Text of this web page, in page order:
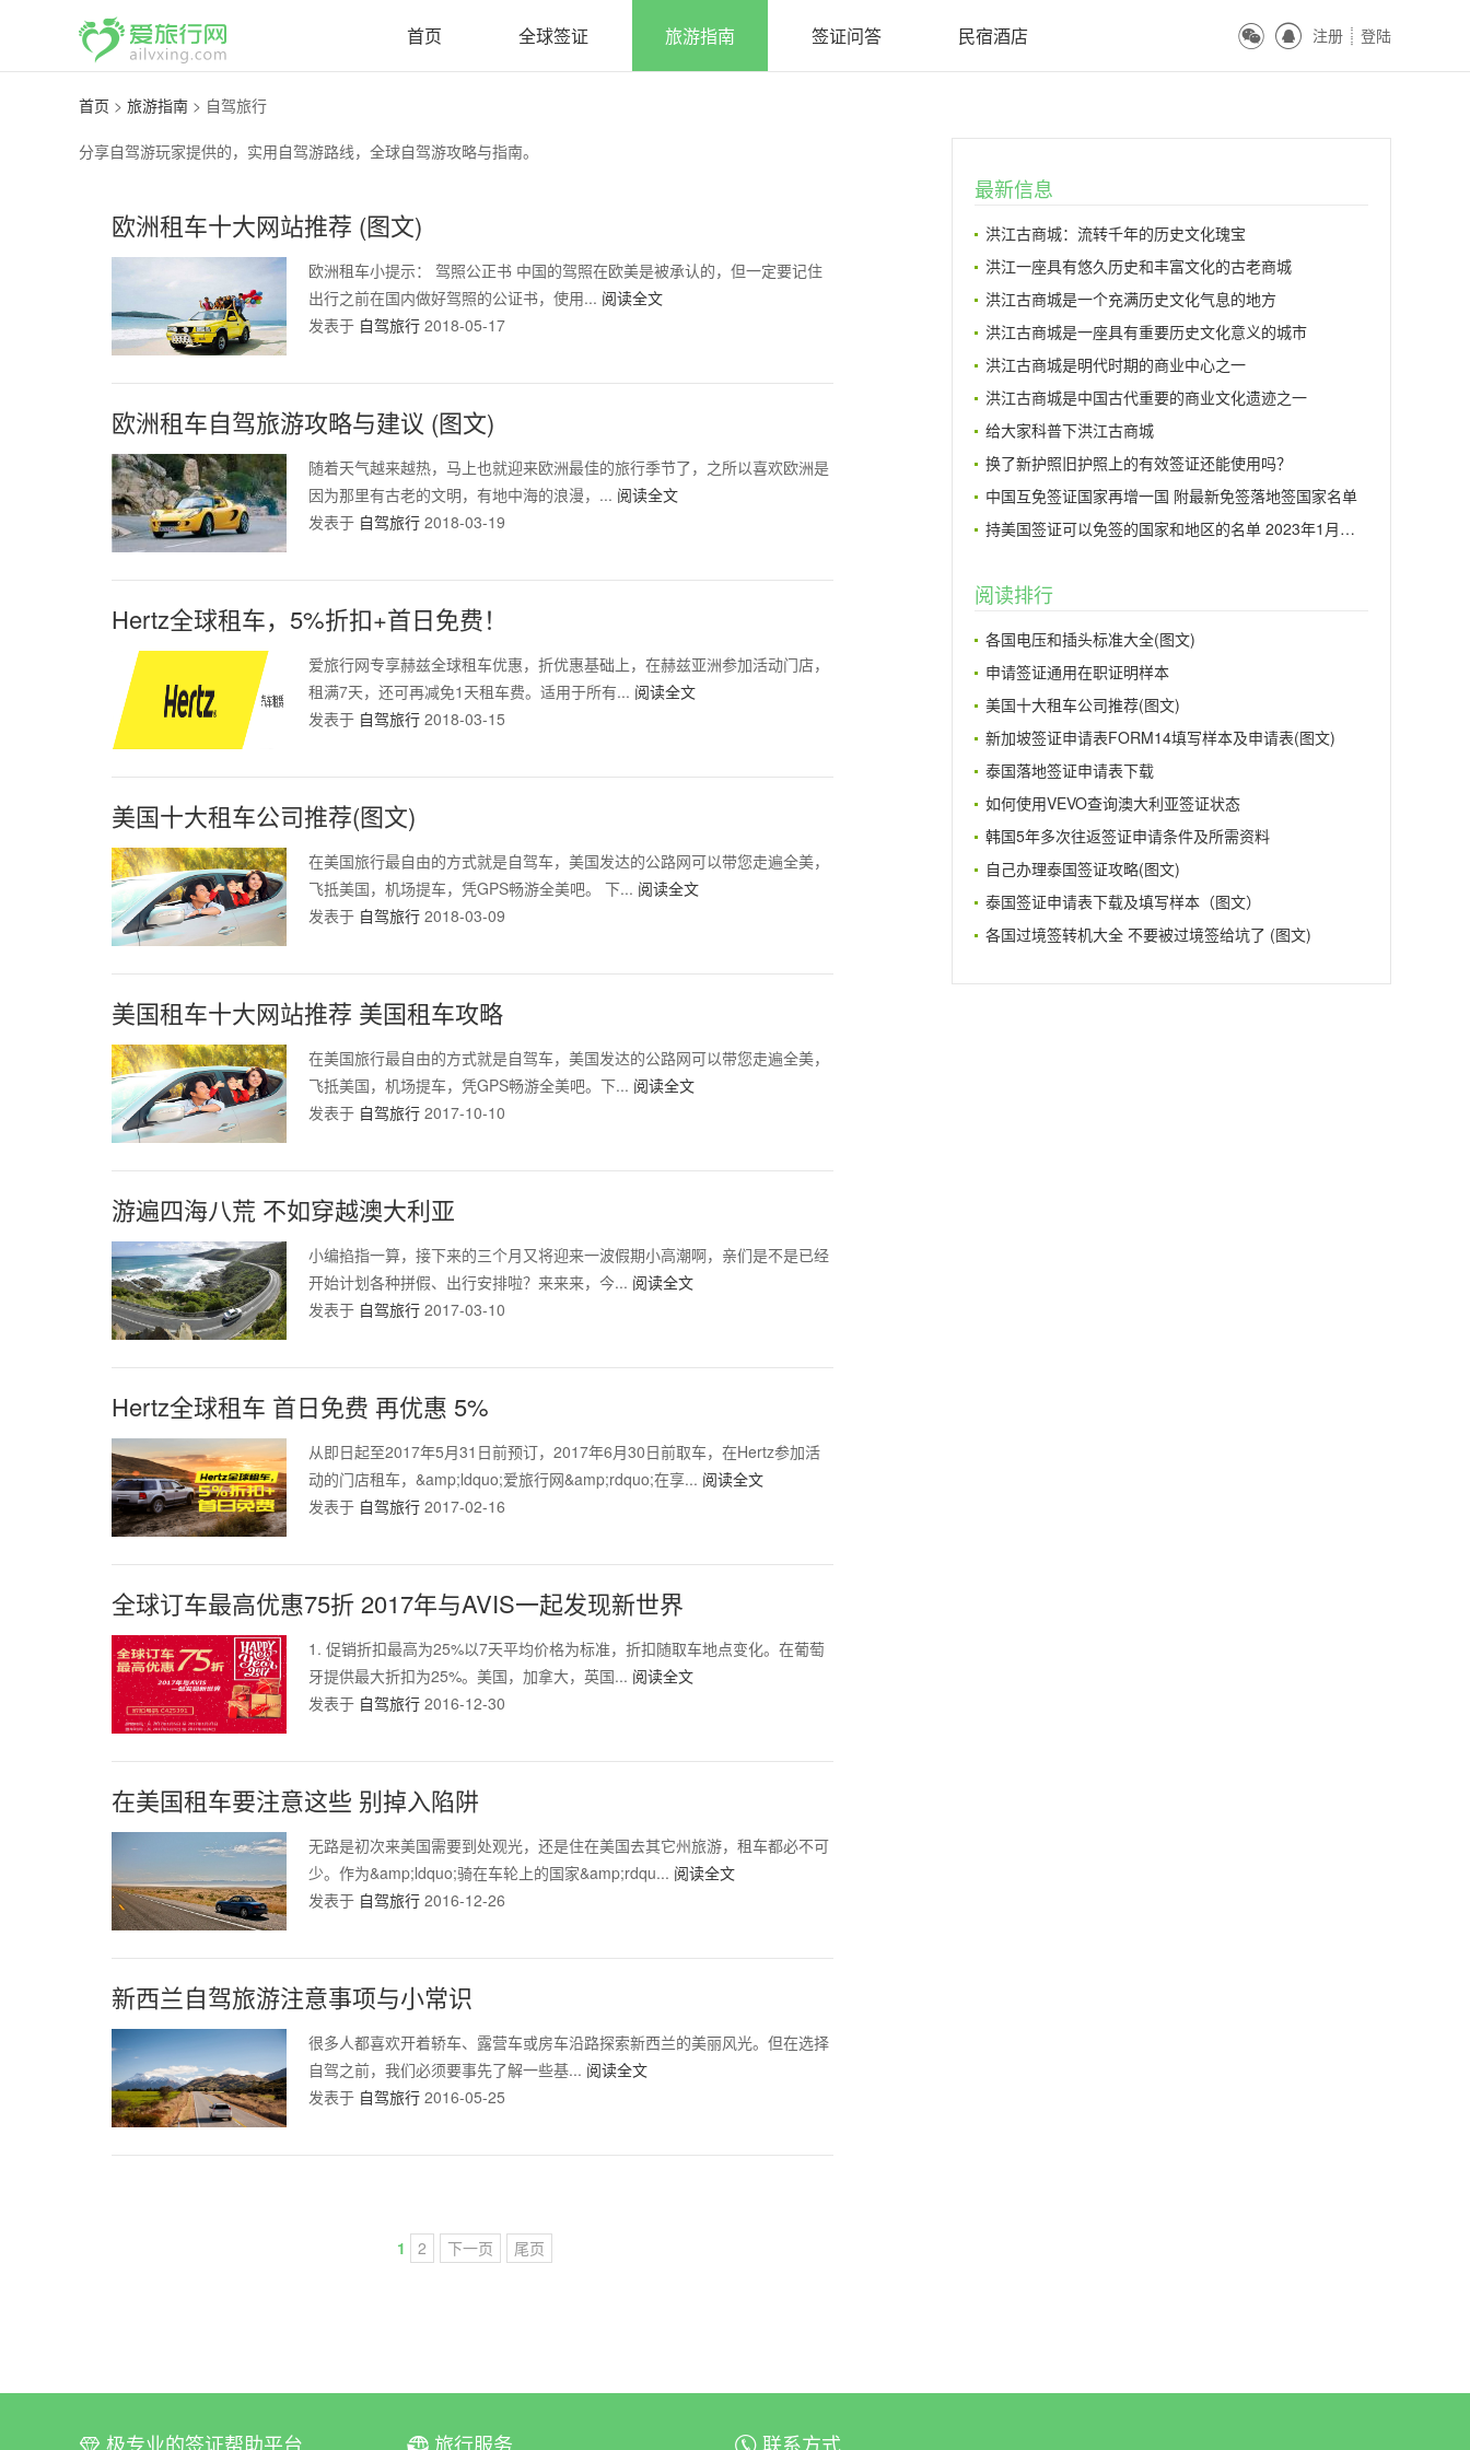
首页 全球签证 旅游指南 签证问答 民宿酒店 ꀔ ꀓ 注册 ꀒ 登陆
首页 > 旅游指南 > 自驾旅行
分享自驾游玩家提供的，实用自驾游路线，全球自驾游攻略与指南。
欧洲租车十大网站推荐 (图文)
欧洲租车小提示： 驾照公正书 中国的驾照在欧美是被承认的，但一定要记住
出行之前在国内做好驾照的公证书，使用... 阅读全文
发表于 自驾旅行 2018-05-17
欧洲租车自驾旅游攻略与建议 (图文)
随着天气越来越热，马上也就迎来欧洲最佳的旅行季节了，之所以喜欢欧洲是
因为那里有古老的文明，有地中海的浪漫，... 阅读全文
发表于 自驾旅行 2018-03-19
Hertz全球租车，5%折扣+首日免费！
爱旅行网专享赫兹全球租车优惠，折优惠基础上，在赫兹亚洲参加活动门店，
租满7天，还可再减免1天租车费。适用于所有... 阅读全文
发表于 自驾旅行 2018-03-15
美国十大租车公司推荐(图文)
在美国旅行最自由的方式就是自驾车，美国发达的公路网可以带您走遍全美，
飞抵美国，机场提车，凭GPS畅游全美吧。 下... 阅读全文
发表于 自驾旅行 2018-03-09
美国租车十大网站推荐 美国租车攻略
在美国旅行最自由的方式就是自驾车，美国发达的公路网可以带您走遍全美，
飞抵美国，机场提车，凭GPS畅游全美吧。下... 阅读全文
发表于 自驾旅行 2017-10-10
游遍四海八荒 不如穿越澳大利亚
小编掐指一算，接下来的三个月又将迎来一波假期小高潮啊，亲们是不是已经
开始计划各种拼假、出行安排啦？来来来，今... 阅读全文
发表于 自驾旅行 2017-03-10
Hertz全球租车 首日免费 再优惠 5%
从即日起至2017年5月31日前预订，2017年6月30日前取车，在Hertz参加活
动的门店租车，&amp;ldquo;爱旅行网&amp;rdquo;在享... 阅读全文
发表于 自驾旅行 2017-02-16
全球订车最高优惠75折 2017年与AVIS一起发现新世界
1. 促销折扣最高为25%以7天平均价格为标准，折扣随取车地点变化。在葡萄
牙提供最大折扣为25%。美国，加拿大，英国... 阅读全文
发表于 自驾旅行 2016-12-30
在美国租车要注意这些 别掉入陷阱
无路是初次来美国需要到处观光，还是住在美国去其它州旅游，租车都必不可
少。作为&amp;ldquo;骑在车轮上的国家&amp;rdqu... 阅读全文
发表于 自驾旅行 2016-12-26
新西兰自驾旅游注意事项与小常识
很多人都喜欢开着轿车、露营车或房车沿路探索新西兰的美丽风光。但在选择
自驾之前，我们必须要事先了解一些基... 阅读全文
发表于 自驾旅行 2016-05-25
1 2 下一页 尾页
最新信息
洪江古商城：流转千年的历史文化瑰宝
洪江一座具有悠久历史和丰富文化的古老商城
洪江古商城是一个充满历史文化气息的地方
洪江古商城是一座具有重要历史文化意义的城市
洪江古商城是明代时期的商业中心之一
洪江古商城是中国古代重要的商业文化遗迹之一
给大家科普下洪江古商城
换了新护照旧护照上的有效签证还能使用吗？
中国互免签证国家再增一国 附最新免签落地签国家名单
持美国签证可以免签的国家和地区的名单 2023年1月更新
阅读排行
各国电压和插头标准大全(图文)
申请签证通用在职证明样本
美国十大租车公司推荐(图文)
新加坡签证申请表FORM14填写样本及申请表(图文)
泰国落地签证申请表下载
如何使用VEVO查询澳大利亚签证状态
韩国5年多次往返签证申请条件及所需资料
自己办理泰国签证攻略(图文)
泰国签证申请表下载及填写样本（图文）
各国过境签转机大全 不要被过境签给坑了 (图文)
ꀆ 极专业的签证帮助平台 ꀇ 旅行服务 ꀈ 联系方式